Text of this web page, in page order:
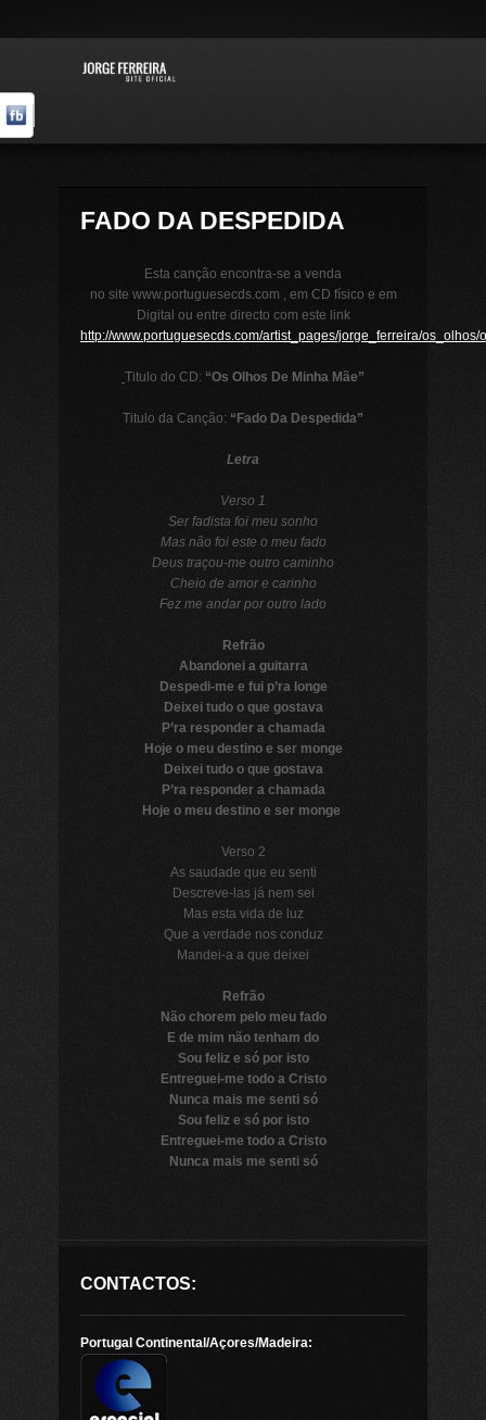
FADO DA DESPEDIDA
Esta canção encontra-se a venda
no site www.portuguesecds.com , em CD físico e em
Digital ou entre directo com este link
http://www.portuguesecds.com/artist_pages/jorge_ferreira/os_olhos/
Titulo do CD: “Os Olhos De Minha Mãe”
Titulo da Canção: “Fado Da Despedida”
Letra
Verso 1
Ser fadista foi meu sonho
Mas não foi este o meu fado
Deus traçou-me outro caminho
Cheio de amor e carinho
Fez me andar por outro lado
Refrão
Abandonei a guitarra
Despedi-me e fui p’ra longe
Deixei tudo o que gostava
P’ra responder a chamada
Hoje o meu destino e ser monge
Deixei tudo o que gostava
P’ra responder a chamada
Hoje o meu destino e ser monge
Verso 2
As saudade que eu senti
Descreve-las já nem sei
Mas esta vida de luz
Que a verdade nos conduz
Mandei-a a que deixei
Refrão
Não chorem pelo meu fado
E de mim não tenham do
Sou feliz e só por isto
Entreguei-me todo a Cristo
Nunca mais me senti só
Sou feliz e só por isto
Entreguei-me todo a Cristo
Nunca mais me senti só
CONTACTOS:
Portugal Continental/Açores/Madeira: